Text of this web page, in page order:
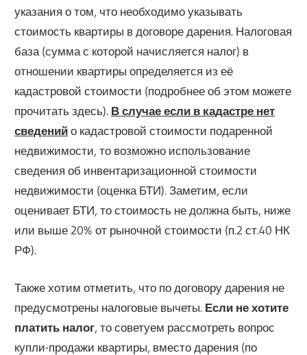
указания о том, что необходимо указывать
стоимость квартиры в договоре дарения. Налоговая
база (сумма с которой начисляется налог) в
отношении квартиры определяется из её
кадастровой стоимости (подробнее об этом можете
прочитать здесь). В случае если в кадастре нет
сведенийо кадастровой стоимости подаренной
недвижимости, то возможно использование
сведения об инвентаризационной стоимости
недвижимости (оценка БТИ). Заметим, если
оценивает БТИ, то стоимость не должна быть, ниже
или выше 20% от рыночной стоимости (п.2 ст.40 НК
РФ).
Также хотим отметить, что по договору дарения не
предусмотрены налоговые вычеты. Если не хотите
платить налог, то советуем рассмотреть вопрос
купли-продажи квартиры, вместо дарения (по